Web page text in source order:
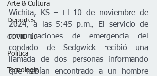
Arte & Cultura
Deportes
COVID-19
Política
Tecnología
Wichita, KS – El 10 de noviembre de
2024, a las 5:45 p.m., El servicio de
comunicaciones de emergencia del
condado de Sedgwick recibió una
llamada de dos personas informando
que habían encontrado a un hombre